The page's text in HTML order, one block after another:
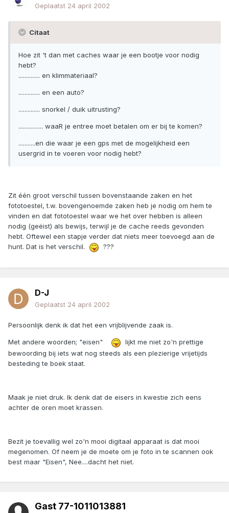
Geplaatst 24 april 2002
Citaat
Hoe zit 't dan met caches waar je een bootje voor nodig
hebt?
.............. en klimmateriaal?
.............. en een auto?
.............. snorkel / duik uitrusting?
................ waaR je entree moet betalen om er bij te komen?
...........en die waar je een gps met de mogelijkheid een
usergrid in te voeren voor nodig hebt?
Zit één groot verschil tussen bovenstaande zaken en het
fototoestel, t.w. bovengenoemde zaken heb je nodig om hem te
vinden en dat fototoestel waar we het over hebben is alleen
nodig (geëist) als bewijs, terwijl je de cache reeds gevonden
hebt. Oftewel een stapje verder dat niets meer toevoegd aan de
hunt. Dat is het verschil.
???
D-J
Geplaatst 24 april 2002
Persoonlijk denk ik dat het een vrijblijvende zaak is.
Met andere woorden; "eisen"
lijkt me niet zo'n prettige
bewoording bij iets wat nog steeds als een plezierige vrijetijds
besteding te boek staat.
Maak je niet druk. Ik denk dat de eisers in kwestie zich eens
achter de oren moet krassen.
Bezit je toevallig wel zo'n mooi digitaal apparaat is dat mooi
megenomen. Of neem je de moete om je foto in te scannen ook
best maar "Eisen", Nee....dacht het niet.
Gast 77-1011013881